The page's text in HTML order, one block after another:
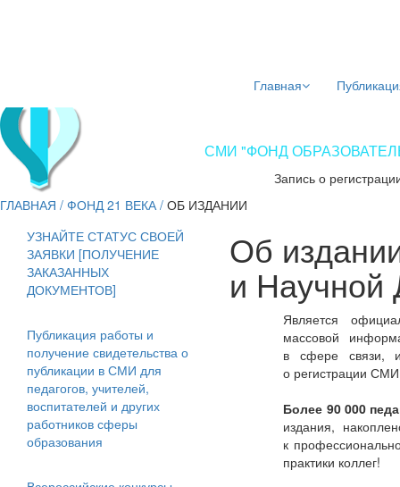
Главная
СМИ "ФОНД
Запись о
ГЛАВНАЯ / ФОНД 21 ВЕКА/ ОБ ИЗДАНИИ
УЗНАЙТЕ СТАТУС СВОЕЙ
ЗАЯВКИ [ПОЛУЧЕНИЕ
ЗАКАЗАННЫХ
ДОКУМЕНТОВ]
Публикация работы и
получение свидетельства о
публикации в СМИ для
педагогов, учителей,
воспитателей и других
работников сферы
образования
Об
и Научной
Является
массовой
в сфере связи,
о регистрации
Более 90 000
издания,
к
практики коллег!